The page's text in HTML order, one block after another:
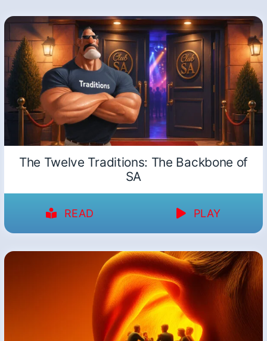
The Twelve Traditions: The Backbone of
SA
READ PLAY